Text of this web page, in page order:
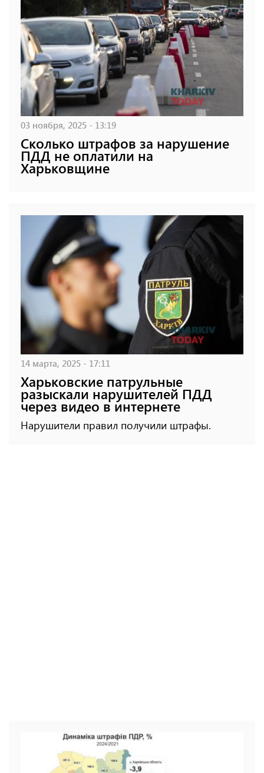
03 ноября, 2025 - 13:19
Сколько штрафов за нарушение
ПДД не оплатили на
Харьковщине
14 марта, 2025 - 17:11
Харьковские патрульные
разыскали нарушителей ПДД
через видео в интернете
Нарушители правил получили штрафы.